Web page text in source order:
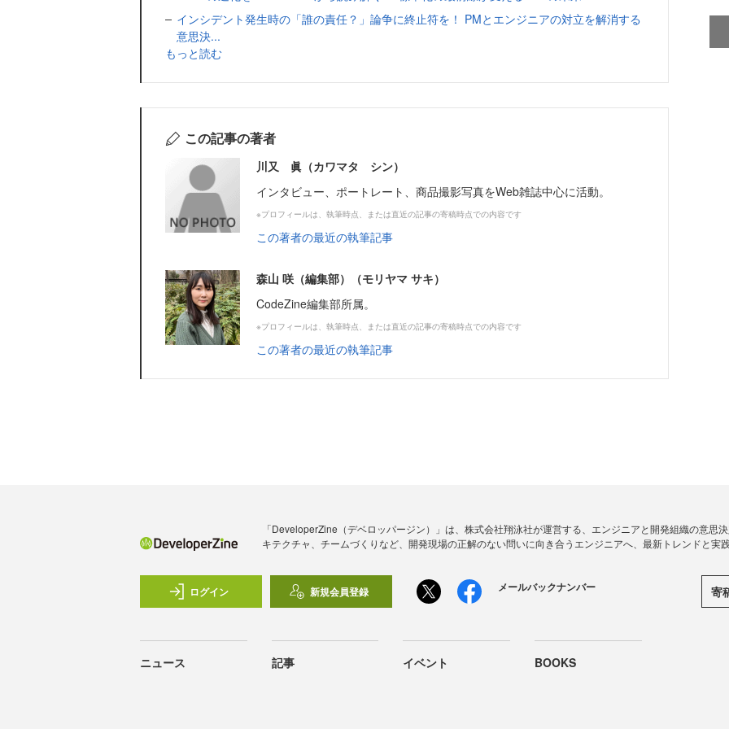
インシデント発生時の「誰の責任？」論争に終止符を！ PMとエンジニアの対立を解消する
意思決...
もっと読む
この記事の著者
川又 眞（カワマタ シン）
インタビュー、ポートレート、商品撮影写真をWeb雑誌中心に活動。
※プロフィールは、執筆時点、または直近の記事の寄稿時点での内容です
この著者の最近の執筆記事
森山 咲（編集部）（モリヤマ サキ）
CodeZine編集部所属。
※プロフィールは、執筆時点、または直近の記事の寄稿時点での内容です
この著者の最近の執筆記事
「DeveloperZine（デベロッパージン）」は、株式会社翔泳社が運営する、エンジニアと開発組織の意思
キテクチャ、チームづくりなど、開発現場の正解のない問いに向き合うエンジニアへ、最新トレンドと実
ログイン 新規会員登録 メールバックナンバー 寄
ニュース 記事 イベント BOOKS